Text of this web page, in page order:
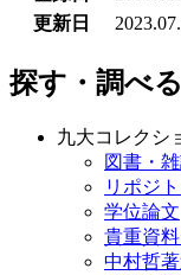
更新日
探す・調べる
九大コレクシ
図書・
リポジ
学位論文
貴重資
中村哲